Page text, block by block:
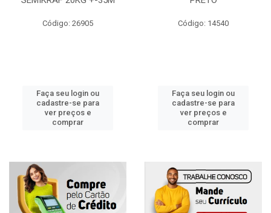
Código: 26905
Faça seu login ou
cadastre-se para
ver preços e
comprar
Código: 14540
Faça seu login ou
cadastre-se para
ver preços e
comprar